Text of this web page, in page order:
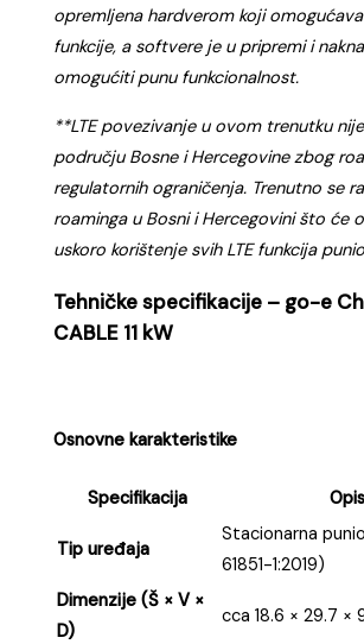
opremljena hardverom koji
funkcije, a softvere je u pripremi i
omogućiti punu funkcionalnost.
**LTE povezivanje u ovom trenutku
području Bosne i Hercegovine zbog
regulatornih ograničenja. Trenutno se
roaminga u Bosni i Hercegovini što će
uskoro korištenje svih LTE funkcija
Tehničke specifikacije – go-e
CABLE 11 kW
Osnovne karakteristike
Specifikacija Opis
Tip uređaja
Stacionarna
61851-1:2019)
Dimenzije (Š × V ×
D)
cca 18.6 × 29.7 ×